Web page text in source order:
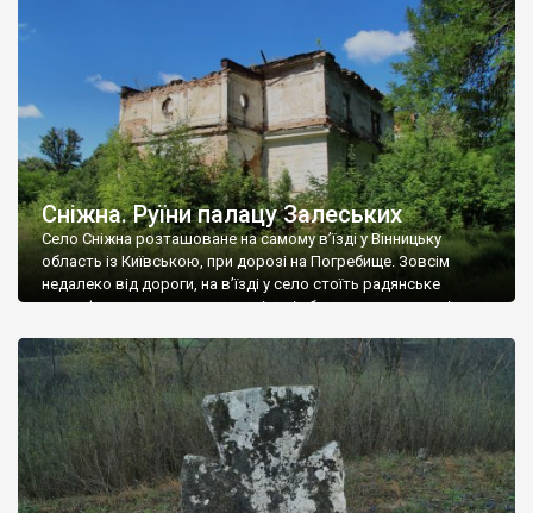
сіл. У селі є мурована Михайлівська церква. Точної дати […]
Сніжна. Руїни палацу Залеських
Село Сніжна розташоване на самому в’їзді у Вінницьку
область із Київською, при дорозі на Погребище. Зовсім
недалеко від дороги, на в’їзді у село стоїть радянське
рельєфне пано, яке показує жінку і яблуню, а трохи далі, десь
не видно, але видно дві стареньких колії у траві – […]